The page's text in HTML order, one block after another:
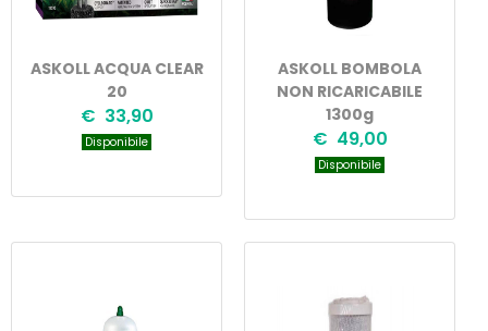
ASKOLL ACQUA CLEAR
20
€ 33,90
Disponibile
ASKOLL BOMBOLA
NON RICARICABILE
1300g
€ 49,00
Disponibile